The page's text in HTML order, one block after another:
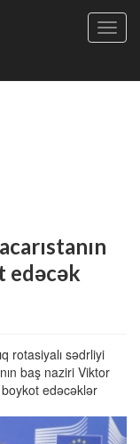
davam edir"
edəcək
rotasiyalı sədrliyi
baş naziri Viktor
edəcəklər